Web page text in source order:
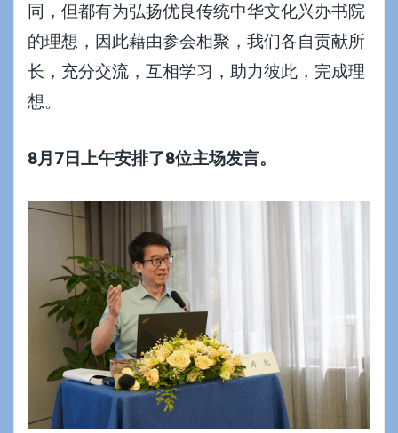
同，但都有为弘扬优良传统中华文化兴办书院
的理想，因此藉由参会相聚，我们各自贡献所
长，充分交流，互相学习，助力彼此，完成理
想。
8月7日上午安排了8位主场发言。